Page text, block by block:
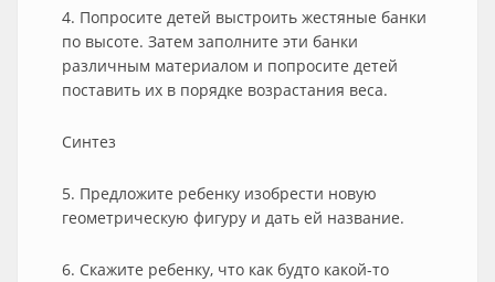
4. Попросите детей выстроить жестяные банки
по высоте. Затем заполните эти банки
различным материалом и попросите детей
поставить их в порядке возрастания веса.
Синтез
5. Предложите ребенку изобрести новую
геометрическую фигуру и дать ей название.
6. Скажите ребенку, что как будто какой-то